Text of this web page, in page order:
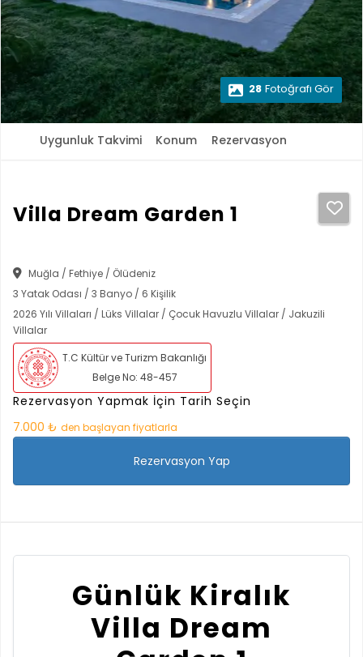
28 Fotoğrafı Gör
Uygunluk Takvimi Konum Rezervasyon
Villa Dream Garden 1
Muğla / Fethiye / Ölüdeniz
3 Yatak Odası / 3 Banyo / 6 Kişilik
2026 Yılı Villaları / Lüks Villalar / Çocuk Havuzlu Villalar / Jakuzili
Villalar
T.C Kültür ve Turizm Bakanlığı
Belge No: 48-457
Rezervasyon Yapmak İçin Tarih Seçin
7.000 ₺ den başlayan fiyatlarla
Rezervasyon Yap
Günlük Kiralık
Villa Dream